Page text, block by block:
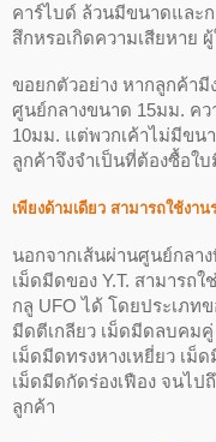
คาร์ไบด์ ล้วนมีขนาดและก
สึกหรอเกิดความเสียหาย
ขอยกตัวอย่าง หากลูกค้ามี
ศูนย์กลางขนาด 15มม. ค
10มม. แต่พวกเค้าไม่มีขน
ลูกค้าจึงจำเป็นที่ต้องซื้อใ
เพียงด้ามเดียว สามารถใช้งา
นอกจากเส้นผ่านศูนย์กลา
เม็ดมีดของ Y.T. สามารถ
กลู UFO ได้ โดยประเภท
มีดตีเกลียว เม็ดมีดลบคม
เม็ดมีดทรงหางเหยี่ยว เม็
เม็ดมีดกัดร่องเฟือง จนไ
ลูกค้า